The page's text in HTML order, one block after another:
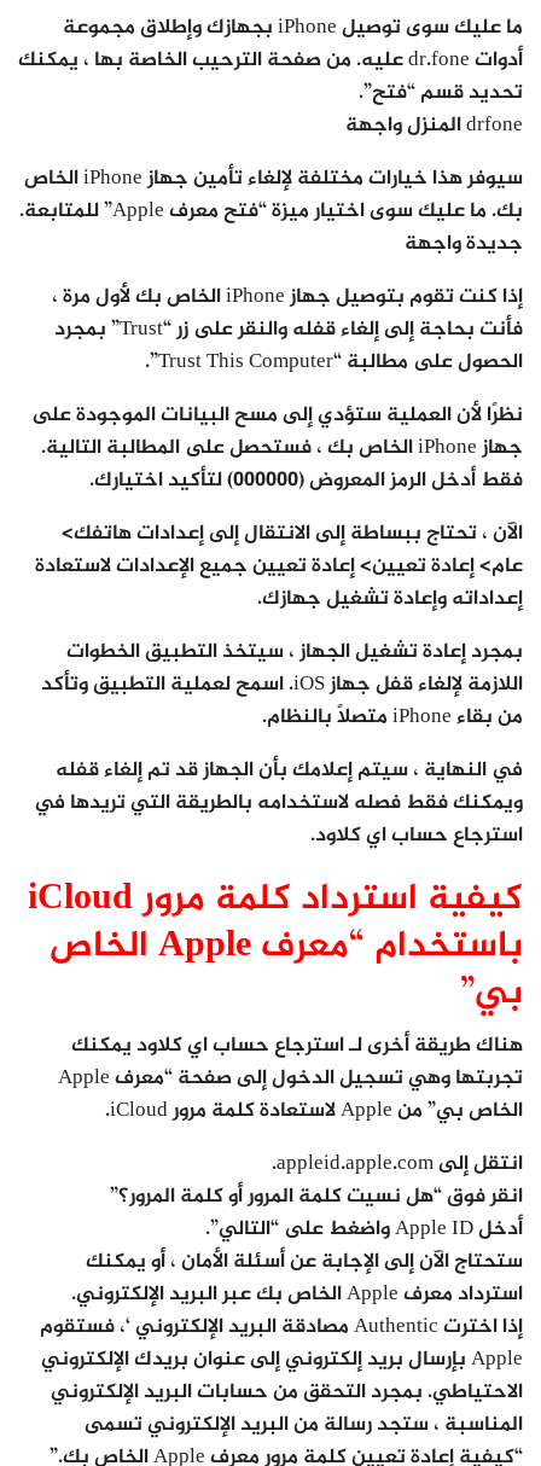
ما عليك سوى توصيل iPhone بجهازك وإطلاق مجموعة
أدوات dr.fone عليه. من صفحة الترحيب الخاصة بها ، يمكنك
تحديد قسم “فتح”.
drfone المنزل واجهة
سيوفر هذا خيارات مختلفة لإلغاء تأمين جهاز iPhone الخاص
بك. ما عليك سوى اختيار ميزة “فتح معرف Apple” للمتابعة.
جديدة واجهة
إذا كنت تقوم بتوصيل جهاز iPhone الخاص بك لأول مرة ،
فأنت بحاجة إلى إلغاء قفله والنقر على زر “Trust” بمجرد
الحصول على مطالبة “Trust This Computer”.
نظرًا لأن العملية ستؤدي إلى مسح البيانات الموجودة على
جهاز iPhone الخاص بك ، فستحصل على المطالبة التالية.
فقط أدخل الرمز المعروض (000000) لتأكيد اختيارك.
الآن ، تحتاج ببساطة إلى الانتقال إلى إعدادات هاتفك>
عام> إعادة تعيين> إعادة تعيين جميع الإعدادات لاستعادة
إعداداته وإعادة تشغيل جهازك.
بمجرد إعادة تشغيل الجهاز ، سيتخذ التطبيق الخطوات
اللازمة لإلغاء قفل جهاز iOS. اسمح لعملية التطبيق وتأكد
من بقاء iPhone متصلاً بالنظام.
في النهاية ، سيتم إعلامك بأن الجهاز قد تم إلغاء قفله
ويمكنك فقط فصله لاستخدامه بالطريقة التي تريدها في
استرجاع حساب اي كلاود.
كيفية استرداد كلمة مرور iCloud
باستخدام “معرف Apple الخاص
بي”
هناك طريقة أخرى لـ استرجاع حساب اي كلاود يمكنك
تجربتها وهي تسجيل الدخول إلى صفحة “معرف Apple
الخاص بي” من Apple لاستعادة كلمة مرور iCloud.
انتقل إلى appleid.apple.com.
انقر فوق “هل نسيت كلمة المرور أو كلمة المرور؟”
أدخل Apple ID واضغط على “التالي”.
ستحتاج الآن إلى الإجابة عن أسئلة الأمان ، أو يمكنك
استرداد معرف Apple الخاص بك عبر البريد الإلكتروني.
إذا اخترت Authentic مصادقة البريد الإلكتروني ‘، فستقوم
Apple بإرسال بريد إلكتروني إلى عنوان بريدك الإلكتروني
الاحتياطي. بمجرد التحقق من حسابات البريد الإلكتروني
المناسبة ، ستجد رسالة من البريد الإلكتروني تسمى
“كيفية إعادة تعيين كلمة مرور معرف Apple الخاص بك.”